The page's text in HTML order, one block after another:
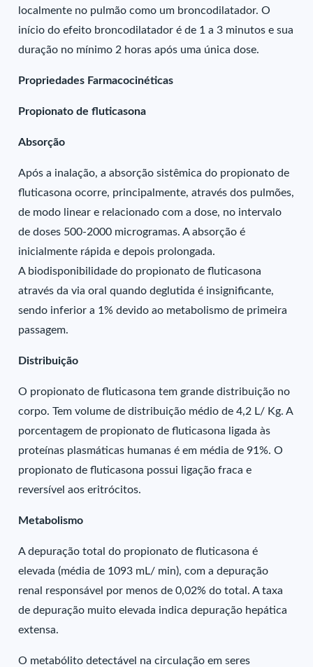
localmente no pulmão como um broncodilatador. O
início do efeito broncodilatador é de 1 a 3 minutos e sua
duração no mínimo 2 horas após uma única dose.
Propriedades Farmacocinéticas
Propionato de fluticasona
Absorção
Após a inalação, a absorção sistêmica do propionato de
fluticasona ocorre, principalmente, através dos pulmões,
de modo linear e relacionado com a dose, no intervalo
de doses 500-2000 microgramas. A absorção é
inicialmente rápida e depois prolongada.
A biodisponibilidade do propionato de fluticasona
através da via oral quando deglutida é insignificante,
sendo inferior a 1% devido ao metabolismo de primeira
passagem.
Distribuição
O propionato de fluticasona tem grande distribuição no
corpo. Tem volume de distribuição médio de 4,2 L/ Kg. A
porcentagem de propionato de fluticasona ligada às
proteínas plasmáticas humanas é em média de 91%. O
propionato de fluticasona possui ligação fraca e
reversível aos eritrócitos.
Metabolismo
A depuração total do propionato de fluticasona é
elevada (média de 1093 mL/ min), com a depuração
renal responsável por menos de 0,02% do total. A taxa
de depuração muito elevada indica depuração hepática
extensa.
O metabólito detectável na circulação em seres